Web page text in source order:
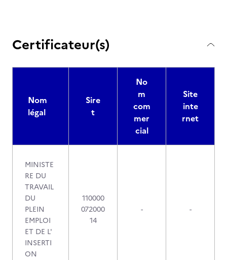
Certificateur(s)
Nom
légal
Sire
t
No
m
com
mer
cial
Site
inte
rnet
MINISTE
RE DU
TRAVAIL
DU
PLEIN
EMPLOI
ET DE L'
INSERTI
ON
110000
072000
14
- -